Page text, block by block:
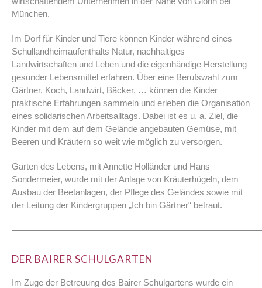
München.
Im Dorf für Kinder und Tiere können Kinder während eines
Schullandheimaufenthalts Natur, nachhaltiges
Landwirtschaften und Leben und die eigenhändige Herstellung
gesunder Lebensmittel erfahren. Über eine Berufswahl zum
Gärtner, Koch, Landwirt, Bäcker, … können die Kinder
praktische Erfahrungen sammeln und erleben die Organisation
eines solidarischen Arbeitsalltags. Dabei ist es u. a. Ziel, die
Kinder mit dem auf dem Gelände angebauten Gemüse, mit
Beeren und Kräutern so weit wie möglich zu versorgen.
Garten des Lebens, mit Annette Holländer und Hans
Sondermeier, wurde mit der Anlage von Kräuterhügeln, dem
Ausbau der Beetanlagen, der Pflege des Geländes sowie mit
der Leitung der Kindergruppen „Ich bin Gärtner“ betraut.
DER BAIRER SCHULGARTEN
Im Zuge der Betreuung des Bairer Schulgartens wurde ein